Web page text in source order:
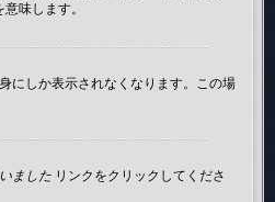
味します。
にしか表示されなくなります。この場
ました リンクをクリックしてくださ